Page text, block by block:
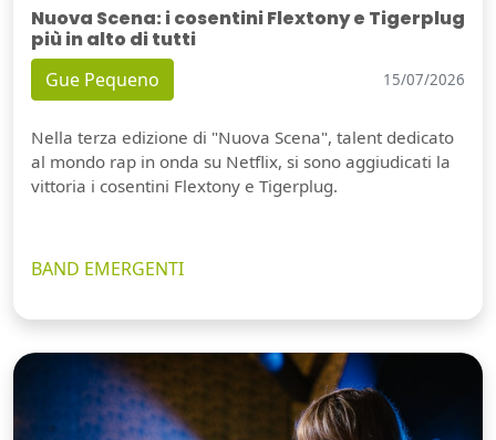
Nuova Scena: i cosentini Flextony e Tigerplug
più in alto di tutti
Gue Pequeno 15/07/2026
Nella terza edizione di "Nuova Scena", talent dedicato
al mondo rap in onda su Netflix, si sono aggiudicati la
vittoria i cosentini Flextony e Tigerplug.
BAND EMERGENTI